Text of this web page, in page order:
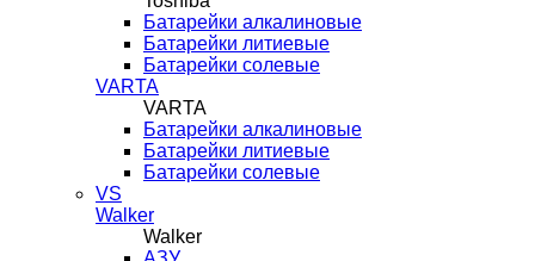
Батарейки алкалиновые
Батарейки литиевые
Батарейки солевые
VARTA
VARTA
Батарейки алкалиновые
Батарейки литиевые
Батарейки солевые
VS
Walker
Walker